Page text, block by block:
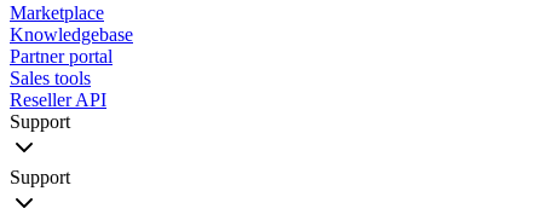
Marketplace
Knowledgebase
Partner portal
Sales tools
Reseller API
Support
Support